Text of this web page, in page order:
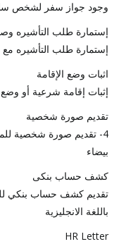
وجود جواز سفر لشخص ساري
إستمارة طلب التأشيره
إستمارة طلب التأشيره
اثبات وضع الإقامة
إثبات إقامة شرعية أو وضع
تقديم صورة شخصية
4- تقديم صورة شخصية
بيضاء
كشف حساب بنكى
باللغة الانجليزية
HR Letter